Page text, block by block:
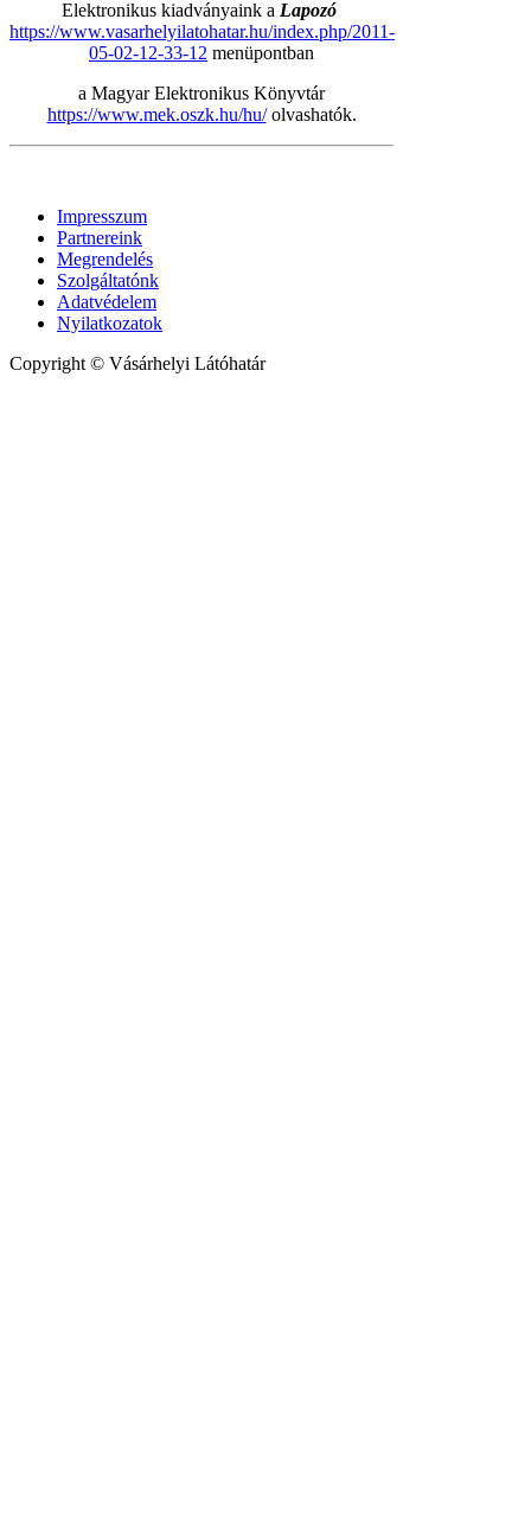
Elektronikus kiadványaink a Lapozó
https://www.vasarhelyilatohatar.hu/index.php/2011-
05-02-12-33-12 menüpontban
a Magyar Elektronikus Könyvtár
https://www.mek.oszk.hu/hu/olvashatók.
Impresszum
Partnereink
Megrendelés
Szolgáltatónk
Adatvédelem
Nyilatkozatok
Copyright © Vásárhelyi Látóhatár